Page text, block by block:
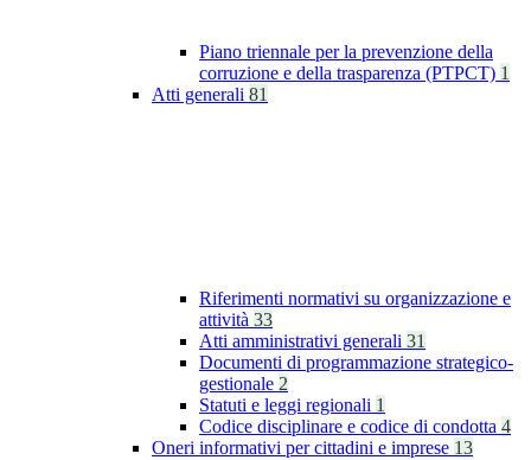
Piano triennale per la prevenzione della
corruzione e della trasparenza (PTPCT) 1
Atti generali 81
Riferimenti normativi su organizzazione e
attività 33
Atti amministrativi generali 31
Documenti di programmazione strategico-
gestionale 2
Statuti e leggi regionali 1
Codice disciplinare e codice di condotta 4
Oneri informativi per cittadini e imprese 13